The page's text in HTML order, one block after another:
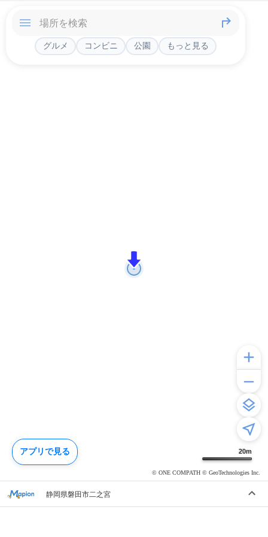
20m
© ONE COMPATH © GeoTechnologies Inc.
グルメ コンビニ 公園 もっと見る
静岡県磐田市二之宮
アプリで見る